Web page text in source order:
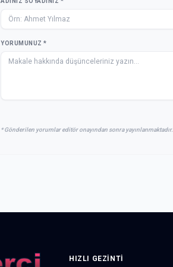
YORUMUNUZ *
* Gönderilen yorumlar editör onayından sonra yayınlanmaktadır.
HIZLI GEZINTI